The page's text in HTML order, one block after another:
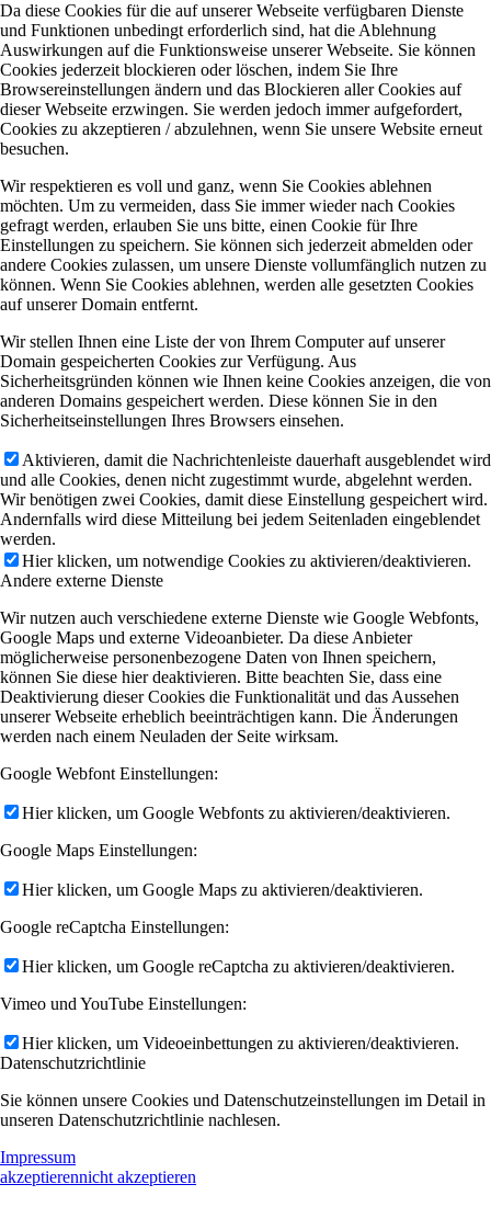
Da diese Cookies für die auf unserer Webseite verfügbaren Dienste
und Funktionen unbedingt erforderlich sind, hat die Ablehnung
Auswirkungen auf die Funktionsweise unserer Webseite. Sie können
Cookies jederzeit blockieren oder löschen, indem Sie Ihre
Browsereinstellungen ändern und das Blockieren aller Cookies auf
dieser Webseite erzwingen. Sie werden jedoch immer aufgefordert,
Cookies zu akzeptieren / abzulehnen, wenn Sie unsere Website erneut
besuchen.
Wir respektieren es voll und ganz, wenn Sie Cookies ablehnen
möchten. Um zu vermeiden, dass Sie immer wieder nach Cookies
gefragt werden, erlauben Sie uns bitte, einen Cookie für Ihre
Einstellungen zu speichern. Sie können sich jederzeit abmelden oder
andere Cookies zulassen, um unsere Dienste vollumfänglich nutzen zu
können. Wenn Sie Cookies ablehnen, werden alle gesetzten Cookies
auf unserer Domain entfernt.
Wir stellen Ihnen eine Liste der von Ihrem Computer auf unserer
Domain gespeicherten Cookies zur Verfügung. Aus
Sicherheitsgründen können wie Ihnen keine Cookies anzeigen, die von
anderen Domains gespeichert werden. Diese können Sie in den
Sicherheitseinstellungen Ihres Browsers einsehen.
Aktivieren, damit die Nachrichtenleiste dauerhaft ausgeblendet wird
und alle Cookies, denen nicht zugestimmt wurde, abgelehnt werden.
Wir benötigen zwei Cookies, damit diese Einstellung gespeichert wird.
Andernfalls wird diese Mitteilung bei jedem Seitenladen eingeblendet
werden.
Hier klicken, um notwendige Cookies zu aktivieren/deaktivieren.
Andere externe Dienste
Wir nutzen auch verschiedene externe Dienste wie Google Webfonts,
Google Maps und externe Videoanbieter. Da diese Anbieter
möglicherweise personenbezogene Daten von Ihnen speichern,
können Sie diese hier deaktivieren. Bitte beachten Sie, dass eine
Deaktivierung dieser Cookies die Funktionalität und das Aussehen
unserer Webseite erheblich beeinträchtigen kann. Die Änderungen
werden nach einem Neuladen der Seite wirksam.
Google Webfont Einstellungen:
Hier klicken, um Google Webfonts zu aktivieren/deaktivieren.
Google Maps Einstellungen:
Hier klicken, um Google Maps zu aktivieren/deaktivieren.
Google reCaptcha Einstellungen:
Hier klicken, um Google reCaptcha zu aktivieren/deaktivieren.
Vimeo und YouTube Einstellungen:
Hier klicken, um Videoeinbettungen zu aktivieren/deaktivieren.
Datenschutzrichtlinie
Sie können unsere Cookies und Datenschutzeinstellungen im Detail in
unseren Datenschutzrichtlinie nachlesen.
Impressum
akzeptierennicht akzeptieren